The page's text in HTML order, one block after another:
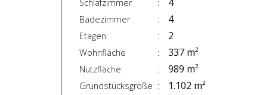
Schlafzimmer
Badezimmer 4
Etagen 2
Wohnfläche 337 m²
Nutzfläche 989 m²
Grundstücksgröße 1.102 m²